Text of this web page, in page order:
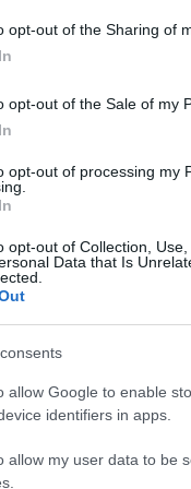
opt-out of the Sharing of
opt-out of the Sale of my
opt-out of processing my
opt-out of Collection,
Data that Is
allow Google to enable
identifiers in apps.
allow my user data to be
trackback
api/
nem vállal, azokat nem
feltételekben